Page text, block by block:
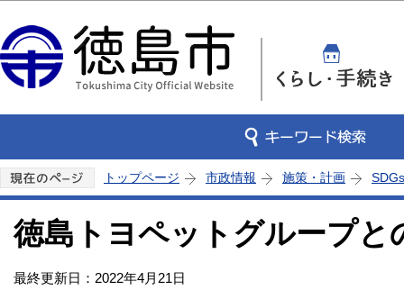
トップページ 市政情報 施策・計画
徳島トヨペットグループと
最終更新日：2022年4月21日